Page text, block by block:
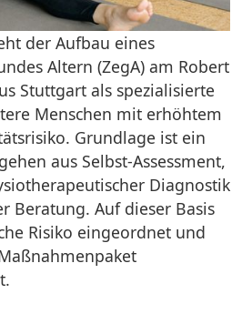
der Aufbau eines
Altern (ZegA) am Robert
Stuttgart als spezialisierte
Menschen mit erhöhtem
Grundlage ist ein
aus Selbst-Assessment,
Diagnostik
Beratung. Auf dieser Basis
Risiko eingeordnet und